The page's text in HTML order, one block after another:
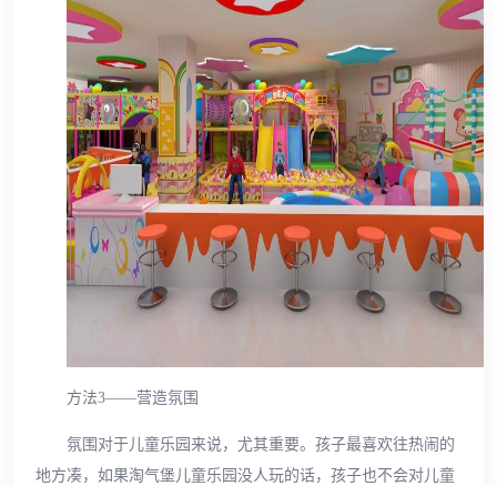
方法3——营造氛围
氛围对于儿童乐园来说，尤其重要。孩子最喜欢往热闹的
地方凑，如果淘气堡儿童乐园没人玩的话，孩子也不会对儿童